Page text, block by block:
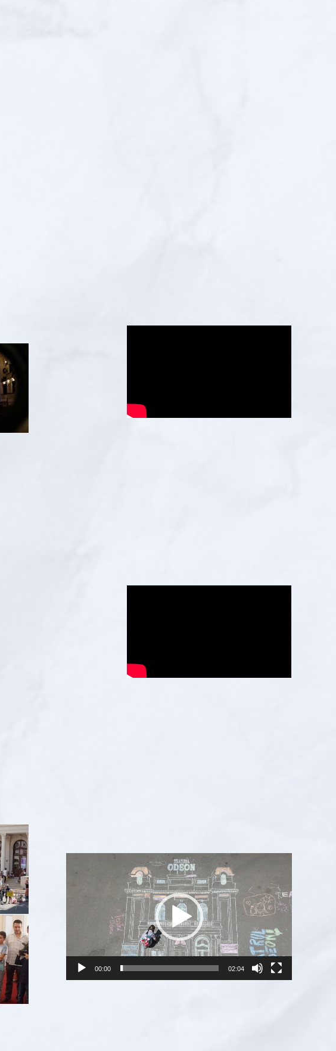
video
00:00 02:04